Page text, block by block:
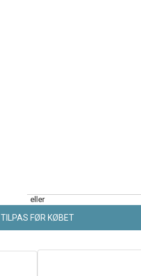
eller
TILPAS FØR KØBET